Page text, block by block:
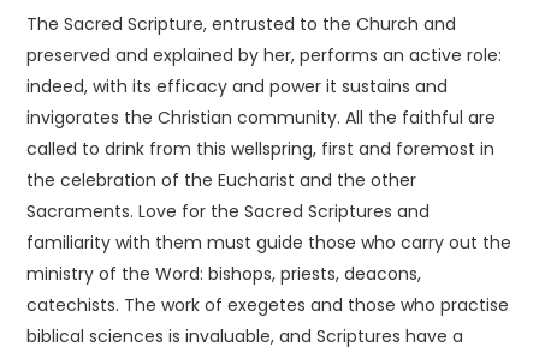
The Sacred Scripture, entrusted to the Church and
preserved and explained by her, performs an active role:
indeed, with its efficacy and power it sustains and
invigorates the Christian community. All the faithful are
called to drink from this wellspring, first and foremost in
the celebration of the Eucharist and the other
Sacraments. Love for the Sacred Scriptures and
familiarity with them must guide those who carry out the
ministry of the Word: bishops, priests, deacons,
catechists. The work of exegetes and those who practise
biblical sciences is invaluable, and Scriptures have a